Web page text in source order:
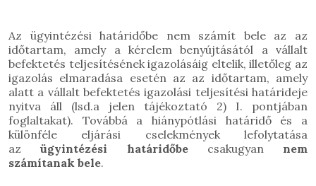
Az ügyintézési határidőbe nem számít bele az az
időtartam, amely a kérelem benyújtásától a vállalt
befektetés teljesítésének igazolásáig eltelik, illetőleg az
igazolás elmaradása esetén az az időtartam, amely
alatt a vállalt befektetés igazolási teljesítési határideje
nyitva áll (lsd.a jelen tájékoztató 2) I. pontjában
foglaltakat). Továbbáa hiánypótlási határidő és a
különféle eljárási cselekmények lefolytatása
azügyintézési határidőbe csakugyannem
számítanak bele.